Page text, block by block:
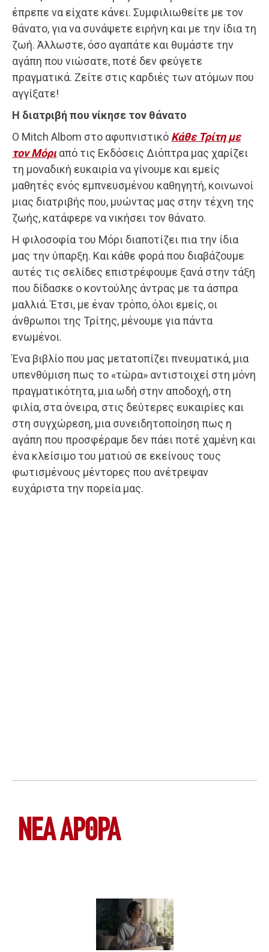
έπρεπε να είχατε κάνει. Συμφιλιωθείτε με τον
θάνατο, για να συνάψετε ειρήνη και με την ίδια τη
ζωή. Άλλωστε, όσο αγαπάτε και θυμάστε την
αγάπη που νιώσατε, ποτέ δεν φεύγετε
πραγματικά. Ζείτε στις καρδιές των ατόμων που
αγγίξατε!
Η διατριβή που νίκησε τον θάνατο
Ο Mitch Albom στο αφυπνιστικό Κάθε Τρίτη με
τον Μόρι από τις Εκδόσεις Διόπτρα μας χαρίζει
τη μοναδική ευκαιρία να γίνουμε και εμείς
μαθητές ενός εμπνευσμένου καθηγητή, κοινωνοί
μιας διατριβής που, μυώντας μας στην τέχνη της
ζωής, κατάφερε να νικήσει τον θάνατο.
Η φιλοσοφία του Μόρι διαποτίζει πια την ίδια
μας την ύπαρξη. Και κάθε φορά που διαβάζουμε
αυτές τις σελίδες επιστρέφουμε ξανά στην τάξη
που δίδασκε ο κοντούλης άντρας με τα άσπρα
μαλλιά. Έτσι, με έναν τρόπο, όλοι εμείς, οι
άνθρωποι της Τρίτης, μένουμε για πάντα
ενωμένοι.
Ένα βιβλίο που μας μετατοπίζει πνευματικά, μια
υπενθύμιση πως το «τώρα» αντιστοιχεί στη μόνη
πραγματικότητα, μια ωδή στην αποδοχή, στη
φιλία, στα όνειρα, στις δεύτερες ευκαιρίες και
στη συγχώρεση, μια συνειδητοποίηση πως η
αγάπη που προσφέραμε δεν πάει ποτέ χαμένη και
ένα κλείσιμο του ματιού σε εκείνους τους
φωτισμένους μέντορες που ανέτρεψαν
ευχάριστα την πορεία μας.
ΝΕΑ ΆΡΘΡΑ